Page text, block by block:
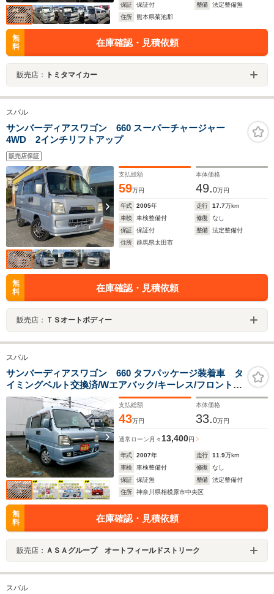
保証
保証付 整備
法定整備無
住所
熊本県菊池郡
無
料
在庫確認・見積依頼
販売店： トミタマイカー
スバル
サンバーディアスワゴン 660 スーパーチャージャー
4WD 2インチリフトアップ
販売店保証
支払総額
59万円
本体価格
49.0万円
年式 2005年 走行 17.7万km
車検
車検整備付 修復
なし
保証
保証付 整備
法定整備付
住所
群馬県太田市
無
料
在庫確認・見積依頼
販売店： ＴＳオートボディー
スバル
サンバーディアスワゴン 660 タフパッケージ装着車 タ
イミングベルト交換済/Wエアバック/キーレス/フロントフ
ォグランプ
支払総額
43万円
本体価格
33.0万円
通常ローン 月々13,400円
年式 2007年 走行 11.9万km
車検
車検整備付 修復
なし
保証
保証無 整備
法定整備付
住所
神奈川県相模原市中央区
無
料
在庫確認・見積依頼
販売店： ＡＳＡグループ オートフィールドストリーク
スバル